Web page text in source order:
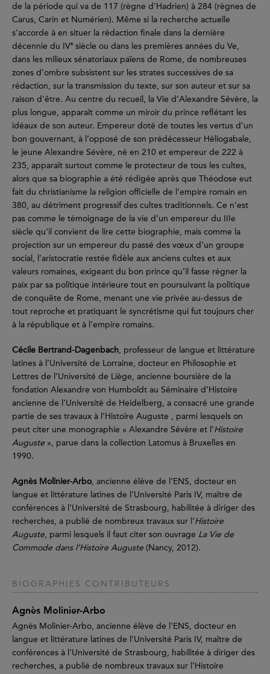
de la période qui va de 117 (règne d’Hadrien) à 284 (règnes de
Carus, Carin et Numérien). Même si la recherche actuelle
s’accorde à en situer la rédaction finale dans la dernière
décennie du IVe siècle ou dans les premières années du Ve,
dans les milieux sénatoriaux païens de Rome, de nombreuses
zones d’ombre subsistent sur les strates successives de sa
rédaction, sur la transmission du texte, sur son auteur et sur sa
raison d’être. Au centre du recueil, la Vie d’Alexandre Sévère, la
plus longue, apparaît comme un miroir du prince reflétant les
idéaux de son auteur. Empereur doté de toutes les vertus d’un
bon gouvernant, à l’opposé de son prédécesseur Héliogabale,
le jeune Alexandre Sévère, né en 210 et empereur de 222 à
235, apparaît surtout comme le protecteur de tous les cultes,
alors que sa biographie a été rédigée après que Théodose eut
fait du christianisme la religion officielle de l’empire romain en
380, au détriment progressif des cultes traditionnels. Ce n’est
pas comme le témoignage de la vie d’un empereur du IIIe
siècle qu’il convient de lire cette biographie, mais comme la
projection sur un empereur du passé des vœux d’un groupe
social, l’aristocratie restée fidèle aux anciens cultes et aux
valeurs romaines, exigeant du bon prince qu’il fasse régner la
paix par sa politique intérieure tout en poursuivant la politique
de conquête de Rome, menant une vie privée au-dessus de
tout reproche et pratiquant le syncrétisme qui fut toujours cher
à la république et à l’empire romains.
Cécile Bertrand-Dagenbach, professeur de langue et littérature
latines à l’Université de Lorraine, docteur en Philosophie et
Lettres de l’Université de Liège, ancienne boursière de la
fondation Alexandre von Humboldt au Séminaire d’Histoire
ancienne de l’Université de Heidelberg, a consacré une grande
partie de ses travaux à l’Histoire Auguste , parmi lesquels on
peut citer une monographie « Alexandre Sévère et l’Histoire
Auguste », parue dans la collection Latomus à Bruxelles en
1990.
Agnès Molinier-Arbo, ancienne élève de l’ENS, docteur en
langue et littérature latines de l’Université Paris IV, maître de
conférences à l’Université de Strasbourg, habilitée à diriger des
recherches, a publié de nombreux travaux sur l’Histoire
Auguste, parmi lesquels il faut citer son ouvrage La Vie de
Commode dans l’Histoire Auguste (Nancy, 2012).
BIOGRAPHIES CONTRIBUTEURS
Agnès Molinier-Arbo
Agnès Molinier-Arbo, ancienne élève de l'ENS, docteur en
langue et littérature latines de l’Université Paris IV, maître de
conférences à l’Université de Strasbourg, habilitée à diriger des
recherches, a publié de nombreux travaux sur l’Histoire